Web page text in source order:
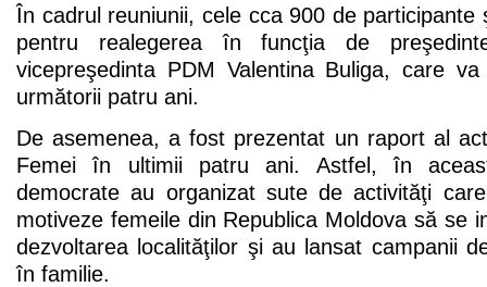
În cadrul reuniunii, cele cca 900 de participante
pentru realegerea în funcţia de
vicepreşedinta PDM Valentina Buliga, care
următorii patru ani.
De asemenea, a fost prezentat un raport al
Femei în ultimii patru ani. Astfel, în
democrate au organizat sute de activităţi
motiveze femeile din Republica Moldova să se
dezvoltarea localităţilor şi au lansat campanii
în familie.